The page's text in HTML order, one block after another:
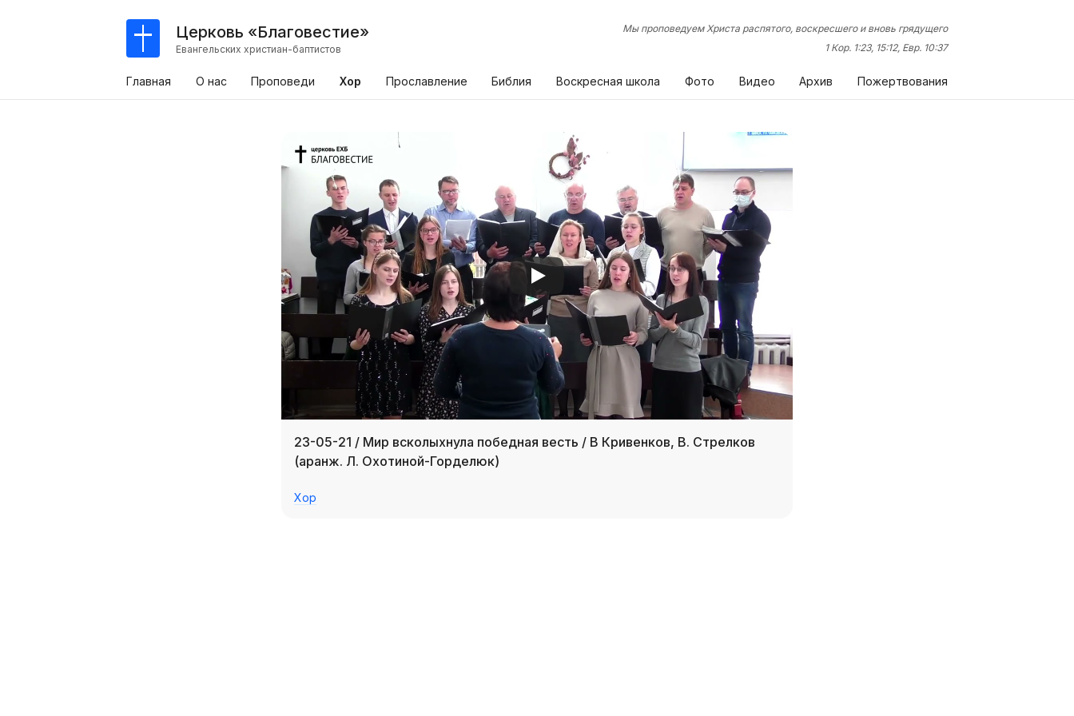
Церковь «Благовестие»
Евангельских христиан-баптистов
Мы проповедуем Христа распятого, воскресшего и вновь грядущего
1 Кор. 1:23, 15:12, Евр. 10:37
Главная О нас Проповеди Хор Прославление Библия Воскресная школа Фото Видео Архив Пожертвования
23-05-21 / Мир всколыхнула победная весть / В Кривенков, В. Стрелков
(аранж. Л. Охотиной-Горделюк)
Хор